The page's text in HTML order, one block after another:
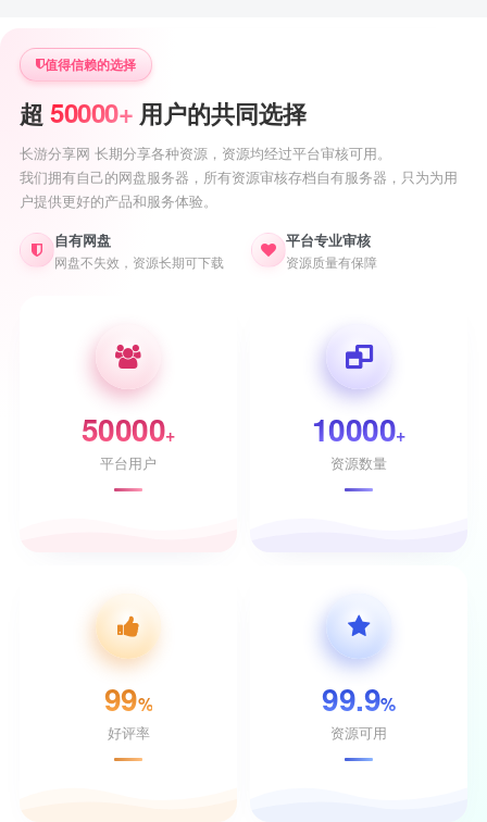
值得信赖的选择
超50000+ 用户的共同选择
长游分享网 长期分享各种资源，资源均经过平台审核可用。
我们拥有自己的网盘服务器，所有资源审核存档自有服务器，只为为用
户提供更好的产品和服务体验。
自有网盘
网盘不失效，资源长期可下载
平台专业审核
资源质量有保障
50000+
平台用户
10000+
资源数量
99%
好评率
99.9%
资源可用